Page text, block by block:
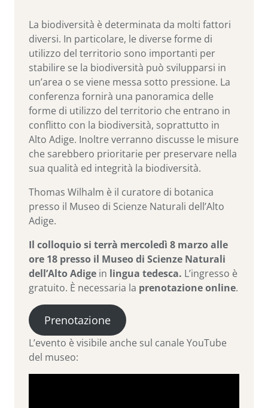
La biodiversità è determinata da molti fattori
diversi. In particolare, le diverse forme di
utilizzo del territorio sono importanti per
stabilire se la biodiversità può svilupparsi in
un’area o se viene messa sotto pressione. La
conferenza fornirà una panoramica delle
forme di utilizzo del territorio che entrano in
conflitto con la biodiversità, soprattutto in
Alto Adige. Inoltre verranno discusse le misure
che sarebbero prioritarie per preservare nella
sua qualità ed integrità la biodiversità.
Thomas Wilhalm è il curatore di botanica
presso il Museo di Scienze Naturali dell’Alto
Adige.
Il colloquio si terrà mercoledì 8 marzo alle
ore 18 presso il Museo di Scienze Naturali
dell’Alto Adige in lingua tedesca. L’ingresso è
gratuito. È necessaria la prenotazione online.
Prenotazione
L’evento è visibile anche sul canale YouTube
del museo: